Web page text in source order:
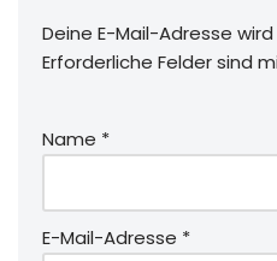
Deine E-Mail-Adresse
Erforderliche Felder sind
Name *
E-Mail-Adresse *